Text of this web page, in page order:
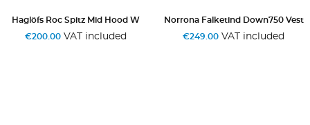
Hood W
Norrona Falketind Down750 Vest
€249.00
VAT included
Rossignol Delta
€295.00